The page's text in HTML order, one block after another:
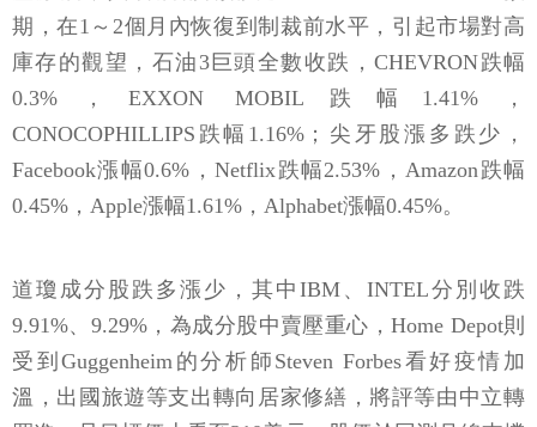
庫存的觀望，石油3巨頭全數收跌，CHEVRON跌幅
0.3%，EXXON MOBIL跌幅1.41%，
CONOCOPHILLIPS跌幅1.16%；尖牙股漲多跌少，
Facebook漲幅0.6%，Netflix跌幅2.53%，Amazon跌幅
0.45%，Apple漲幅1.61%，Alphabet漲幅0.45%。
受到Guggenheim的分析師Steven Forbes看好疫情加
溫，出國旅遊等支出轉向居家修繕，將評等由中立轉
買進，且目標價上看至310美元，股價於回測月線支撐
後出現反彈，終場收漲1.77%，表現最佳。